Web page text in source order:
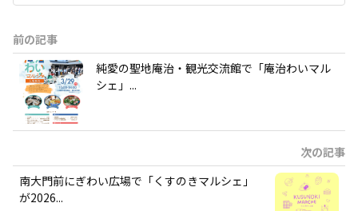
前の記事
純愛の聖地庵治・観光交流館で「庵治わいマル
シェ」...
次の記事
南大門前にぎわい広場で「くすのきマルシェ」
が2026...